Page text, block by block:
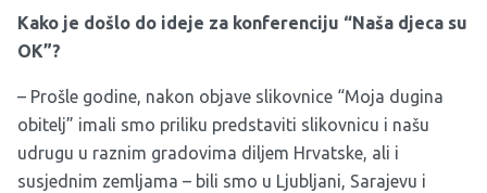
Kako je došlo do ideje za konferenciju “Naša djeca su
OK”?
– Prošle godine, nakon objave slikovnice “Moja dugina
obitelj” imali smo priliku predstaviti slikovnicu i našu
udrugu u raznim gradovima diljem Hrvatske, ali i
susjednim zemljama – bili smo u Ljubljani, Sarajevu i